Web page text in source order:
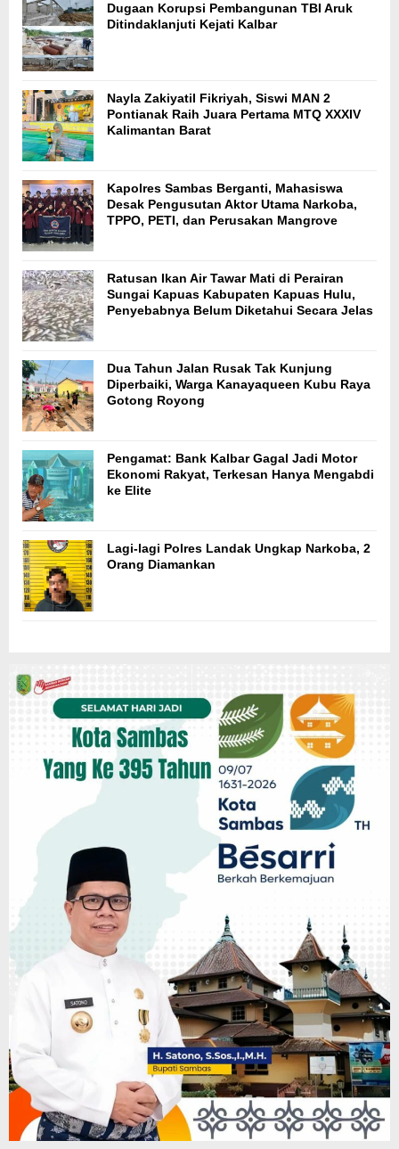
Dugaan Korupsi Pembangunan TBI Aruk
Ditindaklanjuti Kejati Kalbar
Nayla Zakiyatil Fikriyah, Siswi MAN 2
Pontianak Raih Juara Pertama MTQ XXXIV
Kalimantan Barat
Kapolres Sambas Berganti, Mahasiswa
Desak Pengusutan Aktor Utama Narkoba,
TPPO, PETI, dan Perusakan Mangrove
Ratusan Ikan Air Tawar Mati di Perairan
Sungai Kapuas Kabupaten Kapuas Hulu,
Penyebabnya Belum Diketahui Secara Jelas
Dua Tahun Jalan Rusak Tak Kunjung
Diperbaiki, Warga Kanayaqueen Kubu Raya
Gotong Royong
Pengamat: Bank Kalbar Gagal Jadi Motor
Ekonomi Rakyat, Terkesan Hanya Mengabdi
ke Elite
Lagi-lagi Polres Landak Ungkap Narkoba, 2
Orang Diamankan